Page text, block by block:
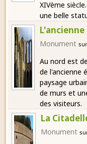
XIVème
une belle
L'ancienne
Monument sur
Au nord est
de l'ancienne
paysage
de murs et
des visiteurs.
La
Monument